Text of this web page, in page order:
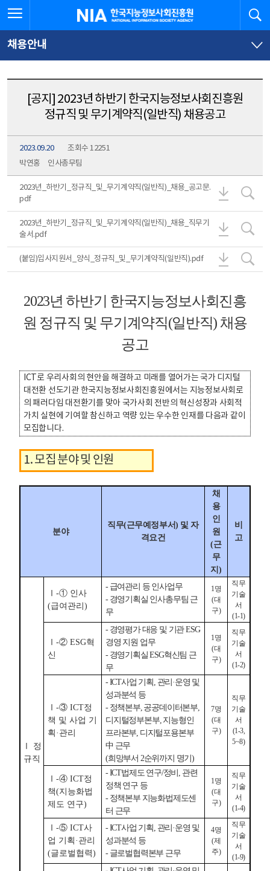
문
로
가
체
뉴
바
가
한국지능정보사회진흥원
채용안내
[공지] 2023년 하반기 한국지능정보사회진흥원
정규직 및 무기계약직(일반직) 채용공고
2023.09.20
조회수 12251
박연홍
인사총무팀
2023년_하반기_정규직_및_무기계약직(일반직)_채용_공고문.
pdf
2023년_
2023년_하반기_정규직_및_무기계약직(일반직)_채용_직무기
술서.pdf
2023년_
(붙임)입사지원서_양식_정규직_및_무기계약직(일반직).pdf
(붙임)입
2023년 하반기 한국지능정보사회진흥
원 정규직 및 무기계약직(일반직) 채용
공고
ICT로 우리사회의 현안을 해결하고 미래를 열어가는 국가 디지털
대전환 선도기관 한국지능정보사회진흥원에서는 지능정보사회로
의 패러다임 대전환기를 맞아 국가사회 전반의 혁신성장과 사회적
가치 실현에 기여할 참신하고 역량 있는 우수한 인재를 다음과 같이
모집합니다.
1. 모집 분야 및 인원
분야
직무(근무예정부서) 및 자
격요건
채
용
인
원
(근
무
지)
비
고
Ⅰ 정
규직
Ⅰ-① 인사
(급여관리)
- 급여관리 등 인사업무
- 경영기획실 인사총무팀 근
무
1명
(대
구)
직무
기술
서
(1-1)
Ⅰ-② ESG혁
신
- 경영평가 대응 및 기관 ESG
경영 지원 업무
- 경영기획실 ESG혁신팀 근
무
1명
(대
구)
직무
기술
서
(1-2)
Ⅰ-③ ICT정
책 및 사업 기
획·관리
- ICT사업 기획, 관리·운영 및
성과분석 등
- 정책본부, 공공데이터본부,
디지털정부본부, 지능형인
프라본부, 디지털포용본부
中 근무
(희망부서 2순위까지 명기)
7명
(대
구)
직무
기술
서
(1-3,
5~8)
Ⅰ-④ ICT정
책(지능화법
제도 연구)
- ICT법제도 연구/정비, 관련
정책 연구 등
- 정책본부 지능화법제도센
터 근무
1명
(대
구)
직무
기술
서
(1-4)
Ⅰ-⑤ ICT사
업 기획·관리
(글로벌협력)
- ICT사업 기획, 관리·운영 및
성과분석 등
- 글로벌협력본부 근무
4명
(제
주)
직무
기술
서
(1-9)